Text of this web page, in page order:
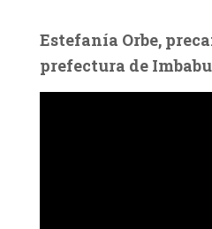
Estefanía Orbe,
prefectura de